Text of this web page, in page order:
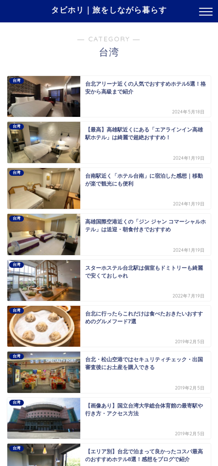
タビホリ｜旅をしながら暮らす
― CATEGORY ―
台湾
台湾
台北アリーナ近くの人気でおすすめホテル5選！格
安から高級まで紹介
2024年5月18日
台湾
【最高】高雄駅近くにある「エアラインイン高雄
駅ホテル」は綺麗で超絶おすすめ！
2024年1月19日
台湾
台南駅近く「ホテル台南」に宿泊した感想｜移動
が楽で観光にも便利
2024年1月19日
台湾
高雄国際空港近くの「ジン ジャン コマーシャルホ
テル」は送迎・朝食付きでおすすめ
2024年1月19日
台湾
スターホステル台北駅は個室もドミトリーも綺麗
で安くておしゃれ
2022年7月19日
台湾
台北に行ったらこれだけは食べたおきたいおすす
めのグルメフード7選
2019年2月5日
台湾
台北・松山空港ではセキュリティチェック・出国
審査後にお土産を購入できる
2019年2月5日
台湾
【画像あり】国立台湾大学総合体育館の最寄駅や
行き方・アクセス方法
2019年2月5日
台湾
【エリア別】台北で泊まって良かったコスパ最高
のおすすめホテル8選！感想をブログで紹介